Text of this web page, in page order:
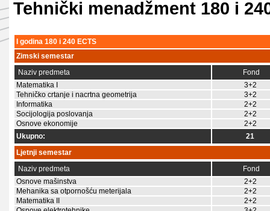
Tehnički menadžment 180 i
I godina 180 i 240 ECTS
Zimski semestar
Naziv predmeta
Fond
Matematika I
3+2
Tehničko crtanje i nacrtna geometrija
3+2
Informatika
2+2
Socijologija poslovanja
2+2
Osnove ekonomije
2+2
Ukupno:
21
Ljetnji semestar
Naziv predmeta
Fond
Osnove mašinstva
2+2
Mehanika sa otpornošću meterijala
2+2
Matematika II
2+2